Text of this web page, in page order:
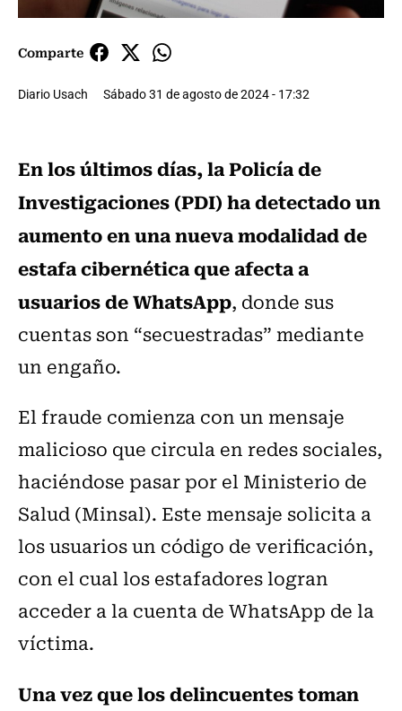
Comparte
Diario Usach Sábado 31 de agosto de 2024 - 17:32
En los últimos días, la Policía de
Investigaciones (PDI) ha detectado un
aumento en una nueva modalidad de
estafa cibernética que afecta a
usuarios de WhatsApp, donde sus
cuentas son “secuestradas” mediante
un engaño.
El fraude comienza con un mensaje
malicioso que circula en redes sociales,
haciéndose pasar por el Ministerio de
Salud (Minsal). Este mensaje solicita a
los usuarios un código de verificación,
con el cual los estafadores logran
acceder a la cuenta de WhatsApp de la
víctima.
Una vez que los delincuentes toman